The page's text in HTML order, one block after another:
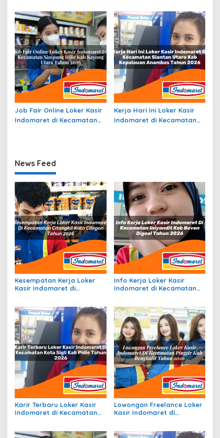
2026
Bengkalis Tahun 2026
Job Fair Online Loker Kasir
Indomaret di Kecamatan
Kerja Hari Ini Loker Kasir
Indomaret di Kecamatan
News Feed
Kesempatan Kerja Loker
Kasir Indomaret di
Info Kerja Loker Kasir
Indomaret di Kecamatan
Karir Terbaru Loker Kasir
Indomaret di Kecamatan
Lowongan Freelance Loker
Kasir Indomaret di